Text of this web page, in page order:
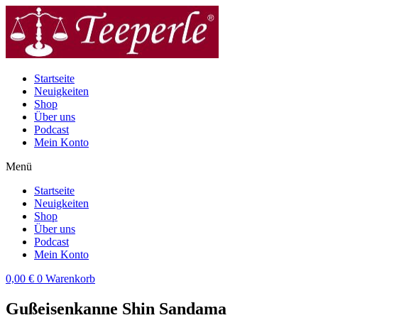
Inhalt
wechseln
Startseite
Neuigkeiten
Shop
Über uns
Podcast
Mein Konto
Menü
Startseite
Neuigkeiten
Shop
Über uns
Podcast
Mein Konto
0,00 € 0 Warenkorb
Gußeisenkanne Shin Sandama